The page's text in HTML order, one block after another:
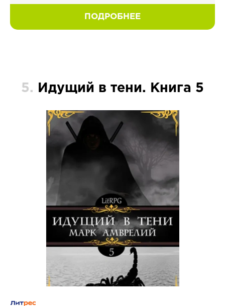
ПОДРОБНЕЕ
5. Идущий в тени. Книга 5